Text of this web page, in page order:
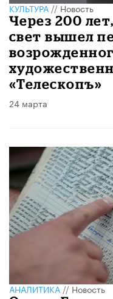
КУЛЬТУРА//Новость
Через 200
свет вышел
«Телескопъ»
24 марта
АНАЛИТИКА//Новость